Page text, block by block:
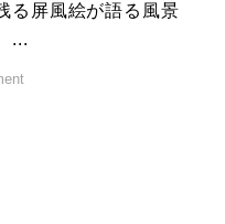
る屏風絵が語る風景
...